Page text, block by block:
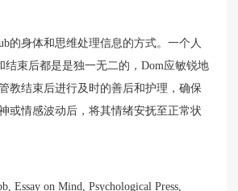
的身体和思维处理信息的方式。一个人
结束后都是是独一无二的，Dom应敏锐地
教结束后进行及时的善后和护理，确保
或情感波动后，将其情绪安抚至正常状
Essay on Mind, Psychological Press,